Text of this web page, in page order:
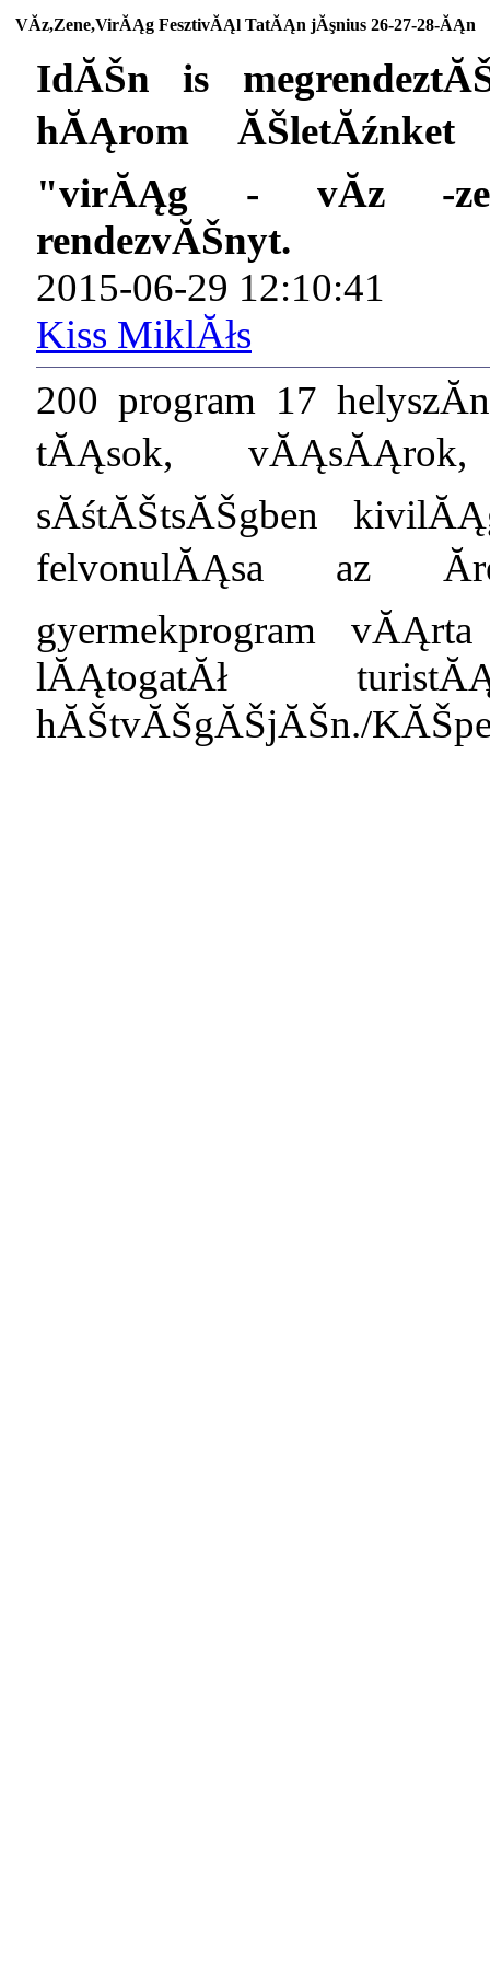
VĂ­z,Zene,VirĂĄg FesztivĂĄl TatĂĄn jĂşnius 26-27-28-ĂĄn
IdĂŠn is
hĂĄrom ĂŠletĂźnket
"virĂĄg - vĂ­z -
rendezvĂŠnyt.
2015-06-29 12:10:41
Kiss MiklĂłs
200 program 17
tĂĄsok,
sĂśtĂŠtsĂŠgben
felvonulĂĄsa az
gyermekprogram
lĂĄtogatĂł
hĂŠtvĂŠgĂŠjĂŠn./